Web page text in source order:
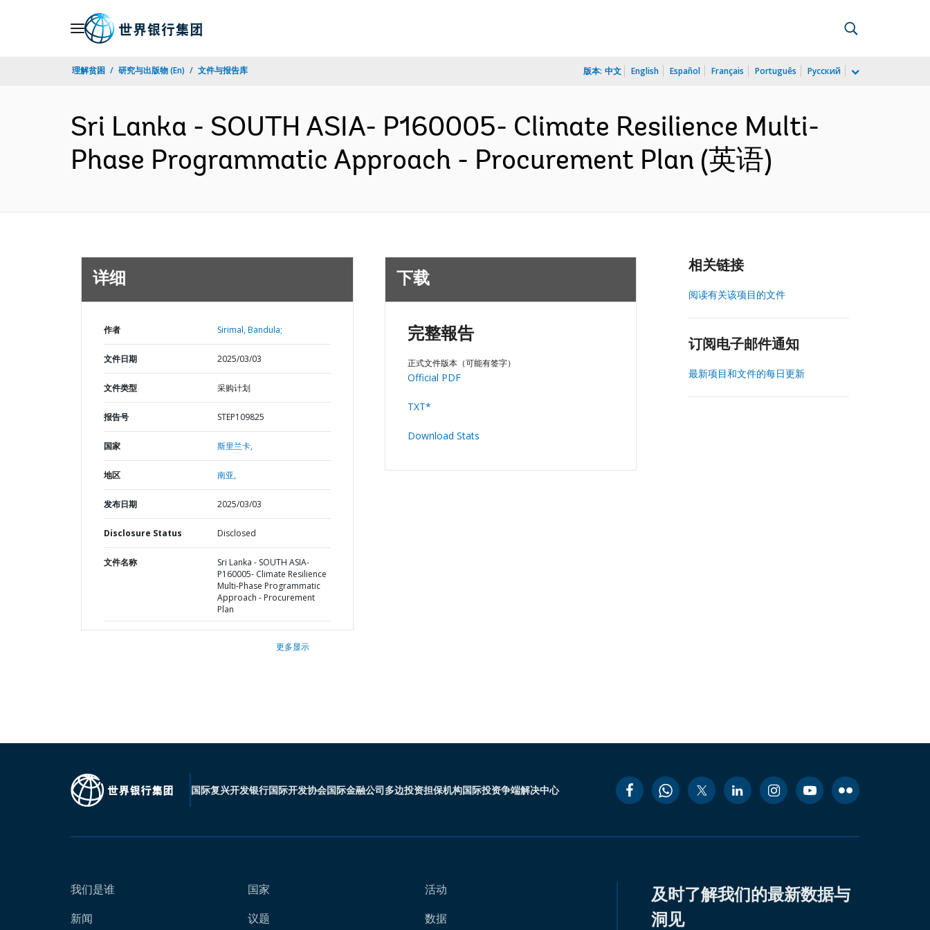
理解贫困 研究与出版物 (En) 文件与报告库 版本: 中文 English Español Français Português Русский
Sri Lanka - SOUTH ASIA- P160005- Climate Resilience Multi-
Phase Programmatic Approach - Procurement Plan (英语)
详细
作者 Sirimal, Bandula;
文件日期 2025/03/03
文件类型 采购计划
报告号 STEP109825
国家 斯里兰卡,
地区 南亚,
发布日期 2025/03/03
Disclosure Status Disclosed
文件名称
Sri Lanka - SOUTH ASIA-
P160005- Climate Resilience
Multi-Phase Programmatic
Approach - Procurement
Plan
更多显示
下载
完整報告
正式文件版本（可能有签字）
Official PDF
TXT*
Download Stats
相关链接
阅读有关该项目的文件
订阅电子邮件通知
最新项目和文件的每日更新
国际复兴开发银行国际开发协会国际金融公司多边投资担保机构国际投资争端解决中心
我们是谁
新闻
国家
议题
活动
数据
及时了解我们的最新数据与
洞见